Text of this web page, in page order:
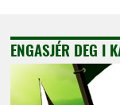
ENGASJÉR DEG I